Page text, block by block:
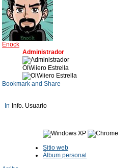
Enock
Administrador
OlWiiero Estrella
Info. Usuario
Sitio web
Álbum personal